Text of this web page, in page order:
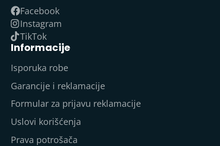
Facebook
Instagram
TikTok
Informacije
Isporuka robe
Garancije i reklamacije
Formular za prijavu reklamacije
Uslovi korišćenja
Prava potrošača